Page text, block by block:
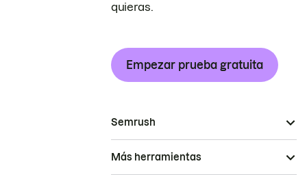
quieras.
Empezar prueba gratuita
Semrush
Más herramientas